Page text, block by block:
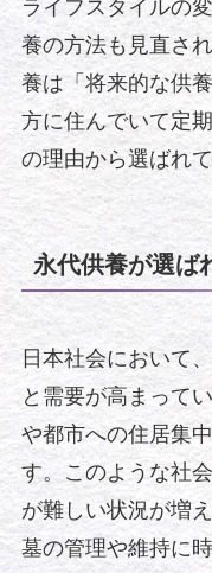
ライフスタイルの
養の方法も見直さ
養は「将来的な供
方に住んでいて定
の理由から選ばれて
永代供養が選ば
日本社会において
と需要が高まって
や都市への住居集
す。このような社
が難しい状況が増
墓の管理や維持に